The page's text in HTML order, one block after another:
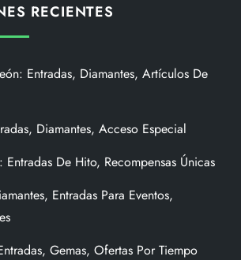
RECIENTES
Entradas, Diamantes, Artículos De
Diamantes, Acceso Especial
De Hito, Recompensas Únicas
Entradas Para Eventos,
Gemas, Ofertas Por Tiempo